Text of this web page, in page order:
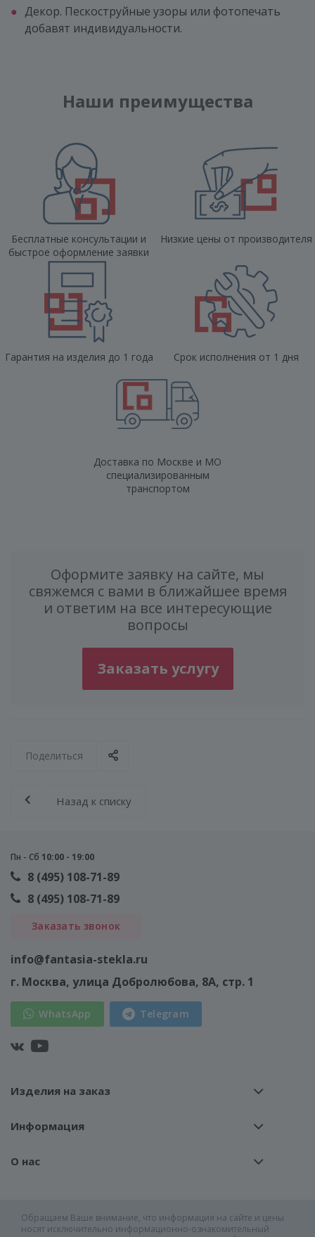
Декор. Пескоструйные узоры или фотопечать
добавят индивидуальности.
Наши преимущества
Бесплатные консультации и
быстрое оформление заявки
Низкие цены от производителя
Гарантия на изделия до 1 года Срок исполнения от 1 дня
Доставка по Москве и МО
специализированным
транспортом
Оформите заявку на сайте, мы
свяжемся с вами в ближайшее время
и ответим на все интересующие
вопросы
Заказать услугу
Поделиться
Назад к списку
Пн - Сб 10:00 - 19:00
8 (495) 108-71-89
8 (495) 108-71-89
Заказать звонок
info@fantasia-stekla.ru
г. Москва, улица Добролюбова, 8А, стр. 1
WhatsApp Telegram
Изделия на заказ
Информация
О нас
Обращаем Ваше внимание, что информация на сайте и цены
носят исключительно информационно-ознакомительный